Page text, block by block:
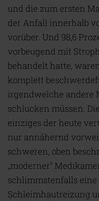
und die zum ersten
der Anfall innerhalb
vorüber. Und 98,6
vorbeugend mit
behandelt hatte,
komplett
irgendwelche andere
schlucken müssen.
einziges der heute
nur annähernd
schweren, oben
„moderner“
schlimmstenfalls eine
Schleimhautreizung